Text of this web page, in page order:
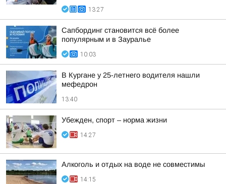
13:27
Сапбординг становится всё более
популярным и в Зауралье
10:03
В Кургане у 25-летнего водителя нашли
мефедрон
13:40
Убежден, спорт – норма жизни
14:27
Алкоголь и отдых на воде не совместимы
14:15